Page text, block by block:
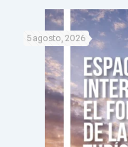
5 agosto, 2026